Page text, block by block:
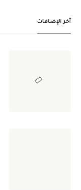
آخر الإضافات